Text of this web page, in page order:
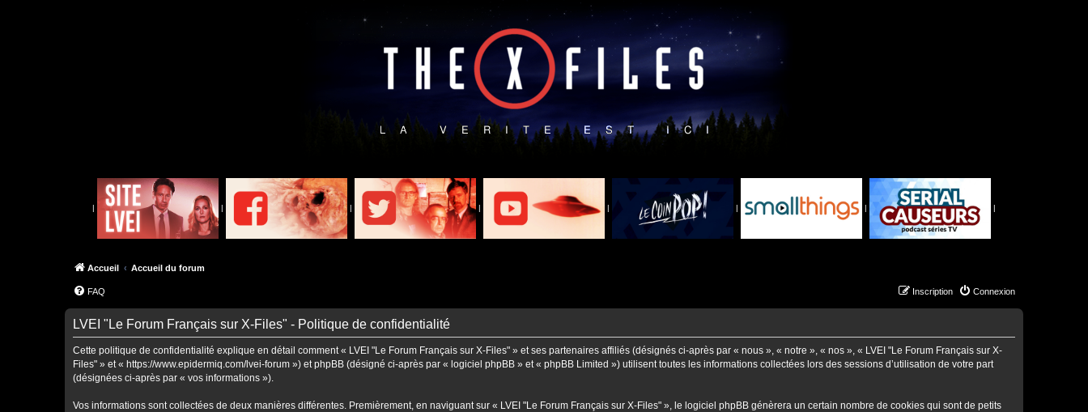
| | | | | | | |
Accueil Accueil du forum
FAQ Connexion
Inscription
LVEI "Le Forum Français sur X-Files" - Politique de confidentialité
Cette politique de confidentialité explique en détail comment « LVEI "Le Forum Français sur X-Files" » et ses partenaires affiliés (désignés ci-après par « nous », « notre », « nos », « LVEI "Le Forum Français sur X-
Files" » et « https://www.epidermiq.com/lvei-forum ») et phpBB (désigné ci-après par « logiciel phpBB » et « phpBB Limited ») utilisent toutes les informations collectées lors des sessions d’utilisation de votre part
(désignées ci-après par « vos informations »).
Vos informations sont collectées de deux manières différentes. Premièrement, en naviguant sur « LVEI "Le Forum Français sur X-Files" », le logiciel phpBB génèrera un certain nombre de cookies qui sont de petits